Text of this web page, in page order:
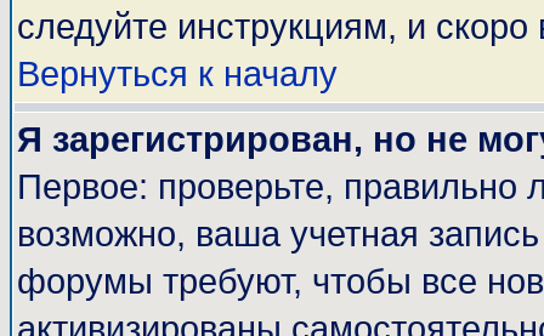
следуйте инструкциям, и
Вернуться к началу
Я зарегистрирован, но не
Первое: проверьте, правильно
возможно, ваша учетная
форумы требуют, чтобы все